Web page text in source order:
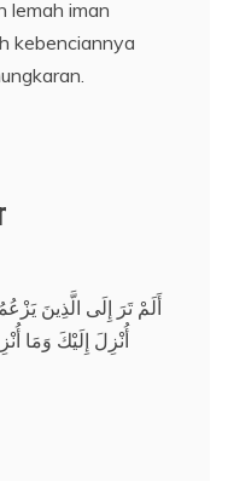
lemah iman
kebenciannya
أُنْزِلَ إِلَيْكَ وَمَا